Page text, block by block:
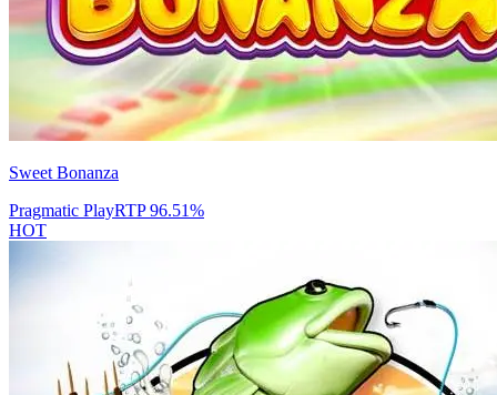
Sweet Bonanza
Pragmatic PlayRTP96.51%
HOT